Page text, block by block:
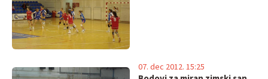
07. dec 2012. 15:25